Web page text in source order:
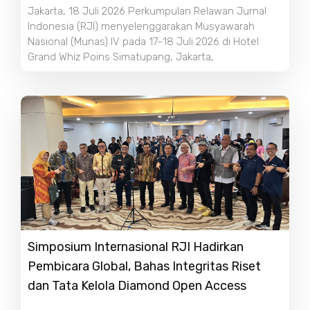
Jakarta, 18 Juli 2026 Perkumpulan Relawan Jurnal
Indonesia (RJI) menyelenggarakan Musyawarah
Nasional (Munas) IV pada 17–18 Juli 2026 di Hotel
Grand Whiz Poins Simatupang, Jakarta,
Simposium Internasional RJI Hadirkan
Pembicara Global, Bahas Integritas Riset
dan Tata Kelola Diamond Open Access